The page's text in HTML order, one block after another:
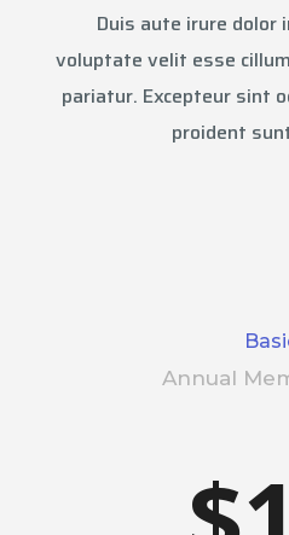
Duis aute irure dolor
voluptate velit esse
pariatur. Excepteur sint
proident
Annual